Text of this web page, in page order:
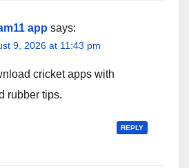
app says:
9, 2026 at 11:43 pm
cricket apps with
rubber tips.
REPLY